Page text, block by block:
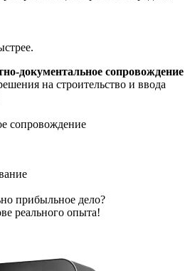
документальное сопровождение
на строительство и ввода
сопровождение
прибыльное дело?
реального опыта!